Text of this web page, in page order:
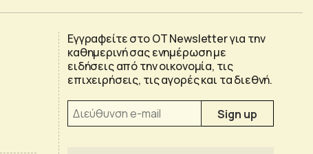
Εγγραφείτε στο OT Newsletter για την
καθημερινή σας ενημέρωση με
ειδήσεις από την οικονομία, τις
επιχειρήσεις, τις αγορές και τα διεθνή.